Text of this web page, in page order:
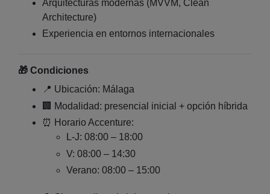
Arquitecturas modernas (MVVM, Clean
Architecture)
Experiencia en entornos internacionales
🎁 Condiciones
📍 Ubicación: Málaga
🏢 Modalidad: presencial inicial + opción híbrida
⏰ Horario Accenture:
L-J: 08:00 – 18:00
V: 08:00 – 14:30
Verano: 08:00 – 15:00